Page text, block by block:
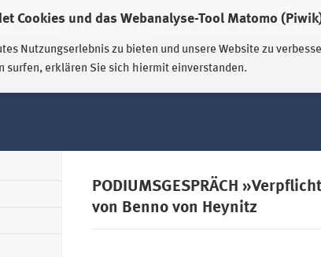
Cookies und das Webanalyse-Tool Matomo
Nutzungserlebnis zu bieten und unsere Website zu
surfen, erklären Sie sich hiermit einverstanden.
EHRENHAIN ZEITHAIN MÜNCHNER PLATZ
PODIUMSGESPRÄCH
von Benno von Heynitz